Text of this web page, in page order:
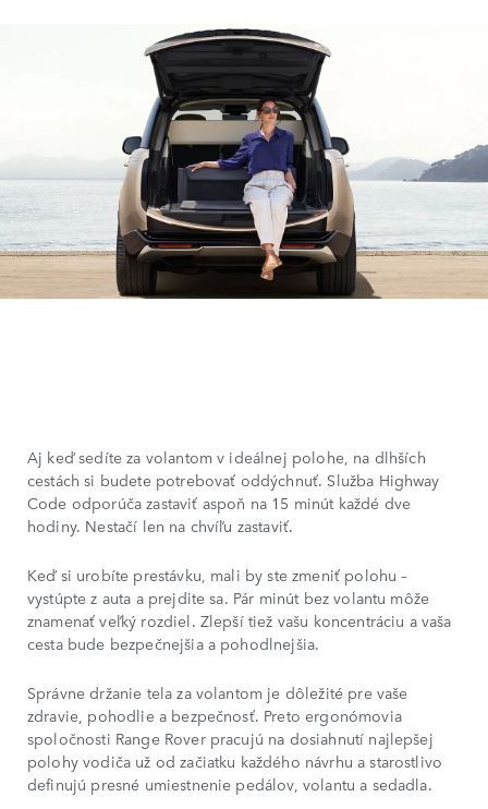
Aj keď sedíte za volantom v ideálnej polohe, na dlhších
cestách si budete potrebovať oddýchnuť. Služba Highway
Code odporúča zastaviť aspoň na 15 minút každé dve
hodiny. Nestačí len na chvíľu zastaviť.
Keď si urobíte prestávku, mali by ste zmeniť polohu –
vystúpte z auta a prejdite sa. Pár minút bez volantu môže
znamenať veľký rozdiel. Zlepší tiež vašu koncentráciu a vaša
cesta bude bezpečnejšia a pohodlnejšia.
Správne držanie tela za volantom je dôležité pre vaše
zdravie, pohodlie a bezpečnosť. Preto ergonómovia
spoločnosti Range Rover pracujú na dosiahnutí najlepšej
polohy vodiča už od začiatku každého návrhu a starostlivo
definujú presné umiestnenie pedálov, volantu a sedadla.